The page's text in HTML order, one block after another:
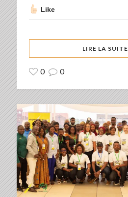
Like
LIRE LA SUITE
0 0